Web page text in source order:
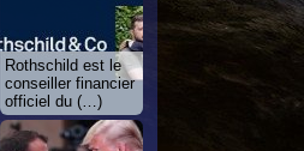
Rothschild est le
conseiller financier
officiel du (…)